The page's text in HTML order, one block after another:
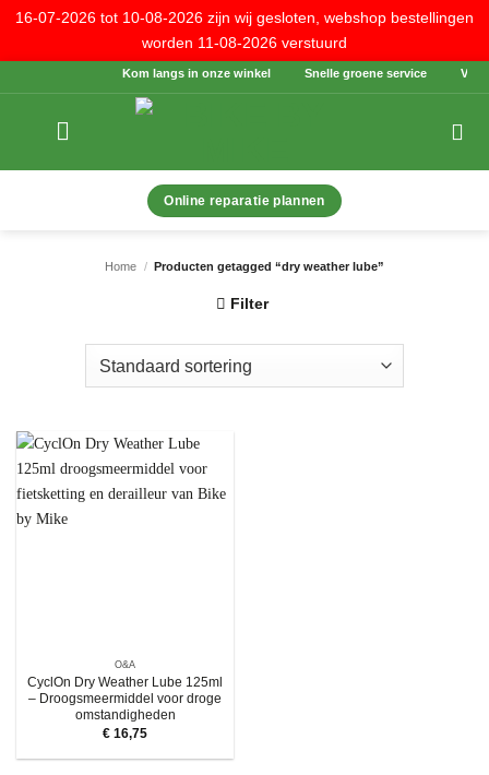
16-07-2026 tot 10-08-2026 zijn wij gesloten, webshop bestellingen
worden 11-08-2026 verstuurd
naar
Kom langs in onze winkel Snelle groene service Veilig
Online reparatie plannen
Home / Producten getagged “dry weather lube”
Filter
O&A
CyclOn Dry Weather Lube 125ml
– Droogsmeermiddel voor droge
omstandigheden
€ 16,75